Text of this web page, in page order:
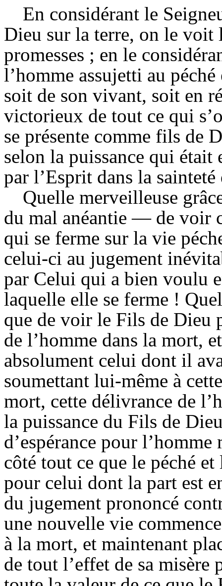
En considérant le
Dieu sur la terre, on le voit
promesses ; en le
l’homme assujetti au
soit de son vivant, soit en
victorieux de tout ce qui
se présente comme fils de
selon la puissance qui
par l’Esprit dans la
Quelle merveilleuse
du mal anéantie — de voir
qui se ferme sur la vie
celui-ci au jugement
par Celui qui a bien voulu
laquelle elle se ferme !
que de voir le Fils de Dieu
de l’homme dans la mort,
absolument celui dont il
soumettant lui-même à
mort, cette délivrance de
la puissance du Fils de
d’espérance pour
côté tout ce que le péché
pour celui dont la part est
du jugement prononcé
une nouvelle vie
à la mort, et maintenant
de tout l’effet de sa misère